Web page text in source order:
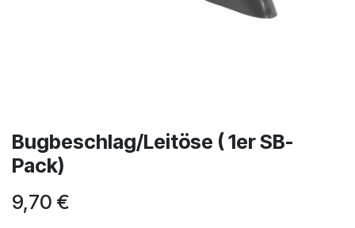
Bugbeschlag/Leitöse ( 1er SB-
Pack)
9,70 €